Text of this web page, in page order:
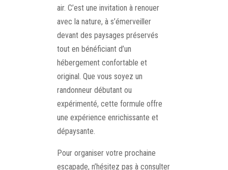
air. C’est une invitation à renouer
avec la nature, à s’émerveiller
devant des paysages préservés
tout en bénéficiant d’un
hébergement confortable et
original. Que vous soyez un
randonneur débutant ou
expérimenté, cette formule offre
une expérience enrichissante et
dépaysante.
Pour organiser votre prochaine
escapade, n’hésitez pas à consulter